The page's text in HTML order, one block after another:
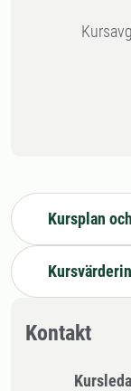
Kursplan
Kontakt